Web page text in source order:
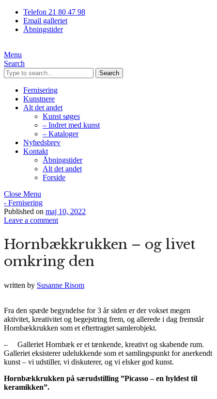
Telefon 21 80 47 98
Email galleriet
Åbningstider
Menu
Search
Search
Fernisering
Kunstnere
Alt det andet
Kunst søges
– Indret med kunst
– Kataloger
Nyhedsbrev
Kontakt
Åbningstider
Alt det andet
Forside
Close Menu
- Fernisering
Published on maj 10, 2022
Leave a comment
Hornbækkrukken – og livet
omkring den
written by Susanne Risom
Fra den spæde begyndelse for 3 år siden er der vokset megen
aktivitet, kreativitet og begejstring frem, og allerede i dag fremstår
Hornbækkrukken som et eftertragtet samlerobjekt.
– Galleriet Hornbæk er et tænkende, kreativt og skabende rum.
Galleriet eksisterer udelukkende som et samlingspunkt for anerkendt
kunst – vi udstiller, vi diskuterer, og vi elsker god kunst.
Hornbækkrukken på særudstilling ”Picasso – en hyldest til
keramikken”.